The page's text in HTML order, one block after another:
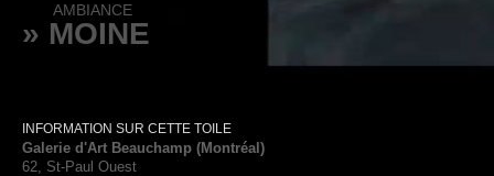
AMBIANCE
» MOINE
INFORMATION SUR CETTE TOILE
Galerie d'Art Beauchamp (Montréal)
62, St-Paul Ouest